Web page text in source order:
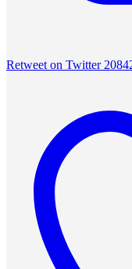
Retweet on Twitter